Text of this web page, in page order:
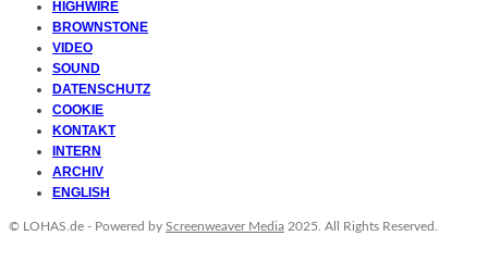
HIGHWIRE
BROWNSTONE
VIDEO
SOUND
DATENSCHUTZ
COOKIE
KONTAKT
INTERN
ARCHIV
ENGLISH
© LOHAS.de - Powered by Screenweaver Media 2025. All Rights Reserved.